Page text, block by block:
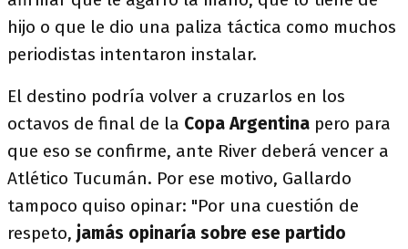
hijo o que le dio una paliza táctica como muchos
periodistas intentaron instalar.
El destino podría volver a cruzarlos en los
octavos de final de la Copa Argentina pero para
que eso se confirme, ante River deberá vencer a
Atlético Tucumán. Por ese motivo, Gallardo
tampoco quiso opinar: "Por una cuestión de
respeto, jamás opinaría sobre ese partido